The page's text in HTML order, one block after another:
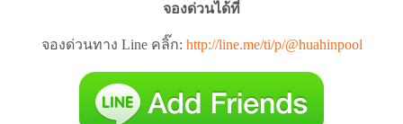
จองด่วนได้ที่
จองด่วนทาง Line คลิ๊ก: http://line.me/ti/p/@huahinpool